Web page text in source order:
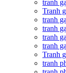
tranh
Tranh
tranh
tranh
tranh
tranh
Tranh
tranh